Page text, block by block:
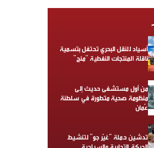
أسياد للنقل البحري تحتفل بتسمية
ناقلة المنتجات النفطية “منح”
من أول مستشفى حديث إلى
منظومة صحية متطورة في سلطنة
عُمان
تدشين حملة “غيّر جو” لتنشيط